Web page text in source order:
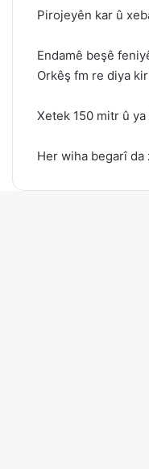
Pirojeyên kar û
Endamê beşê
Orkêş fm re diya
Xetek 150 mitr û
Her wiha begarî